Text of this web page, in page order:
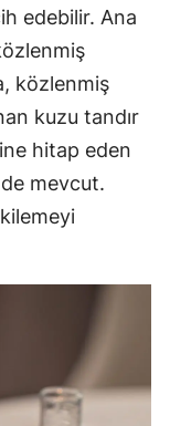
edebilir. Ana
közlenmiş
kuzu tandır
hitap eden
mevcut.